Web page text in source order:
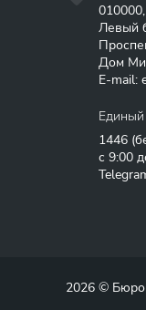
Левый
Дом
E-mail:
Единый
1446
с 9:00
2026 © Бюро